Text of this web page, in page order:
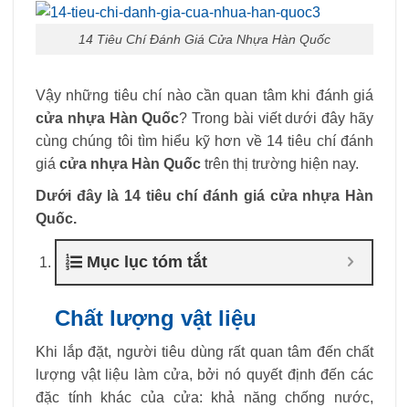
14 Tiêu Chí Đánh Giá Cửa Nhựa Hàn Quốc
Vậy những tiêu chí nào cần quan tâm khi đánh giá
cửa nhựa Hàn Quốc? Trong bài viết dưới đây hãy
cùng chúng tôi tìm hiểu kỹ hơn về 14 tiêu chí đánh
giá cửa nhựa Hàn Quốc trên thị trường hiện nay.
Dưới đây là 14 tiêu chí đánh giá cửa nhựa Hàn
Quốc.
Mục lục tóm tắt
Chất lượng vật liệu
Khi lắp đặt, người tiêu dùng rất quan tâm đến chất
lượng vật liệu làm cửa, bởi nó quyết định đến các
đặc tính khác của cửa: khả năng chống nước,